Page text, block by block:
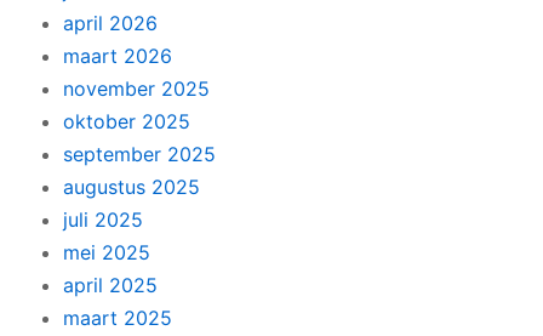
april 2026
maart 2026
november 2025
oktober 2025
september 2025
augustus 2025
juli 2025
mei 2025
april 2025
maart 2025